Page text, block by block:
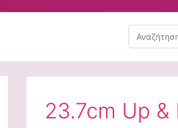
Αναζήτηση
23.7cm Up &